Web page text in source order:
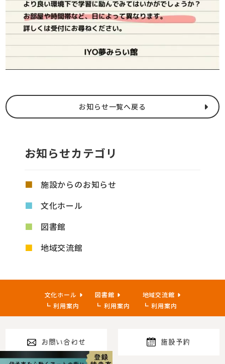
お知らせ一覧へ戻る
お知らせカテゴリ
施設からのお知らせ
文化ホール
図書館
地域交流館
文化ホール
利用案内
図書館
利用案内
地域交流館
利用案内
お問い合わせ 施設予約